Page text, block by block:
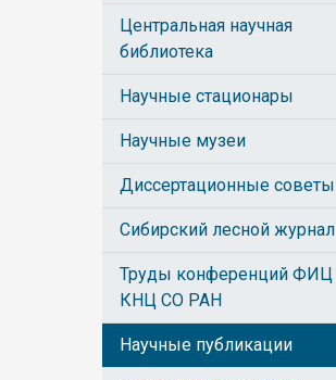
Центральная научная
библиотека
Научные стационары
Научные музеи
Диссертационные советы
Сибирский лесной журнал
Труды конференций ФИЦ
КНЦ СО РАН
Научные публикации